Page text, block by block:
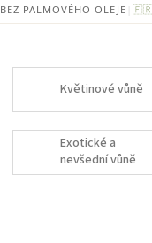
BEZ PALMOVÉHO OLEJE 🇫🇷
Květinové vůně
Exotické a
nevšední vůně